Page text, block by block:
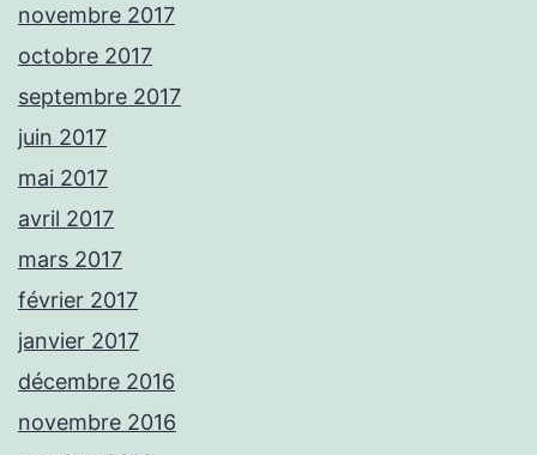
novembre 2017
octobre 2017
septembre 2017
juin 2017
mai 2017
avril 2017
mars 2017
février 2017
janvier 2017
décembre 2016
novembre 2016